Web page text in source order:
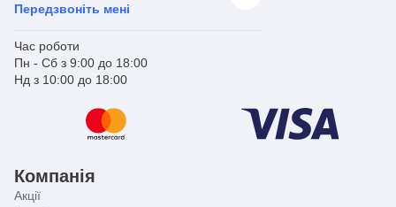
Передзвоніть мені
Час роботи
Пн - Сб з 9:00 до 18:00
Нд з 10:00 до 18:00
Компанія
Акції